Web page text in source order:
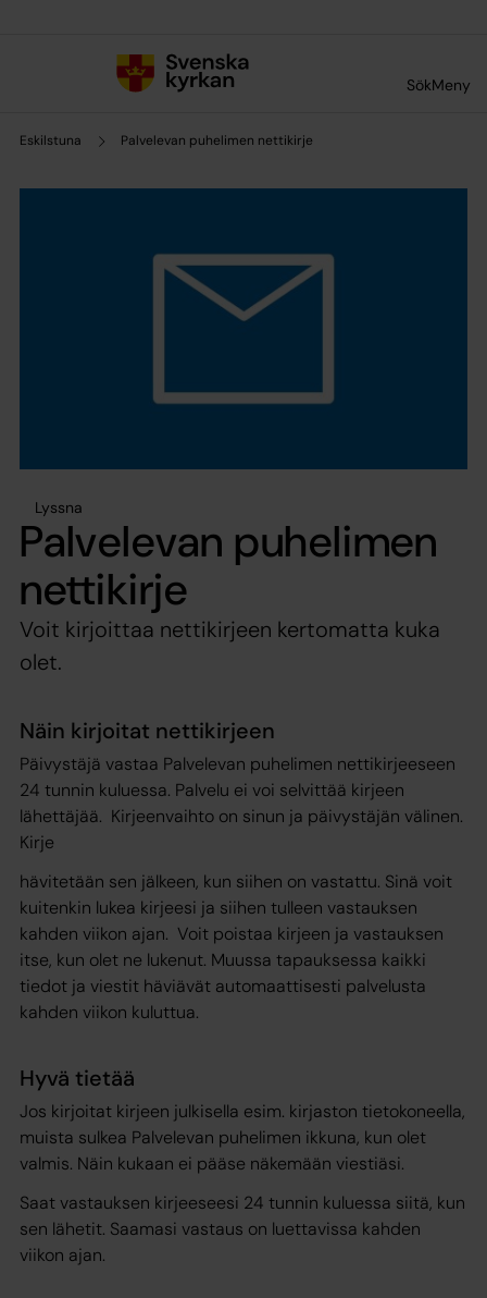
SökMeny
Eskilstuna Palvelevan puhelimen nettikirje
Lyssna
Palvelevan puhelimen
nettikirje
Voit kirjoittaa nettikirjeen kertomatta kuka
olet.
Näin kirjoitat nettikirjeen
Päivystäjä vastaa Palvelevan puhelimen nettikirjeeseen
24 tunnin kuluessa. Palvelu ei voi selvittää kirjeen
lähettäjää. Kirjeenvaihto on sinun ja päivystäjän välinen.
Kirje
hävitetään sen jälkeen, kun siihen on vastattu. Sinä voit
kuitenkin lukea kirjeesi ja siihen tulleen vastauksen
kahden viikon ajan. Voit poistaa kirjeen ja vastauksen
itse, kun olet ne lukenut. Muussa tapauksessa kaikki
tiedot ja viestit häviävät automaattisesti palvelusta
kahden viikon kuluttua.
Hyvä tietää
Jos kirjoitat kirjeen julkisella esim. kirjaston tietokoneella,
muista sulkea Palvelevan puhelimen ikkuna, kun olet
valmis. Näin kukaan ei pääse näkemään viestiäsi.
Saat vastauksen kirjeeseesi 24 tunnin kuluessa siitä, kun
sen lähetit. Saamasi vastaus on luettavissa kahden
viikon ajan.